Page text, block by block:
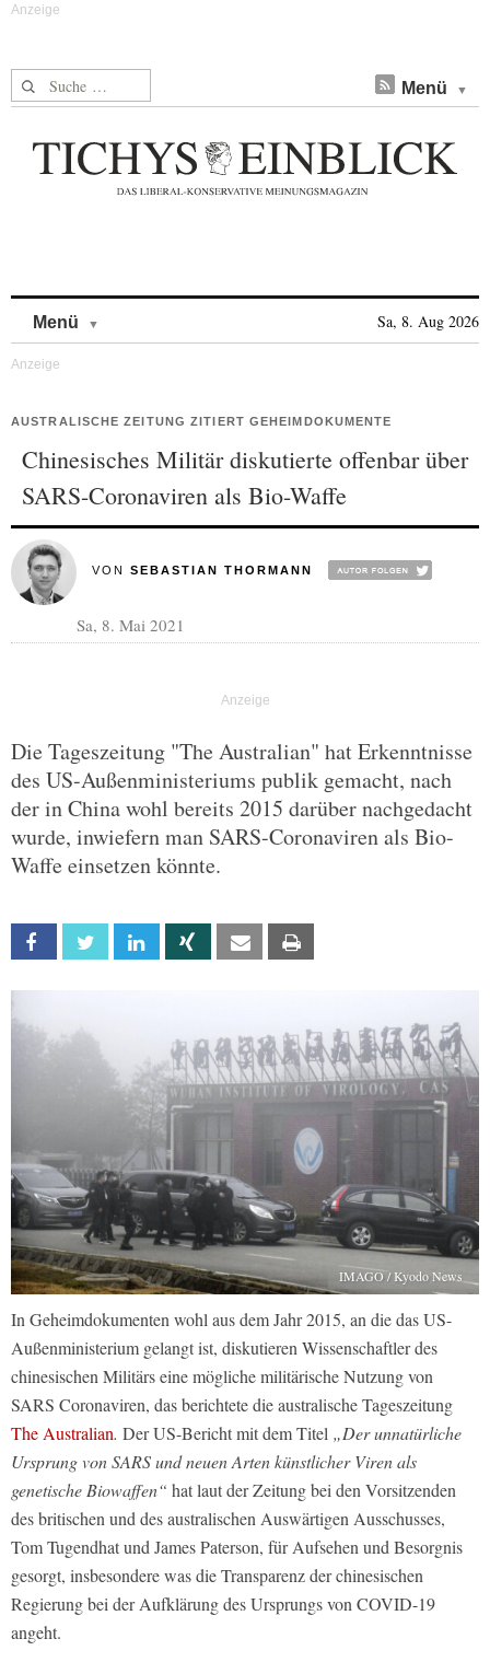
Suche nach: Menü
Menü Sa, 8. Aug 2026
AUSTRALISCHE ZEITUNG ZITIERT GEHEIMDOKUMENTE
Chinesisches Militär diskutierte offenbar über
SARS-Coronaviren als Bio-Waffe
VON SEBASTIAN THORMANN
Sa, 8. Mai 2021
Die Tageszeitung "The Australian" hat Erkenntnisse
des US-Außenministeriums publik gemacht, nach
der in China wohl bereits 2015 darüber nachgedacht
wurde, inwiefern man SARS-Coronaviren als Bio-
Waffe einsetzen könnte.
Facebook Twitter Linkedin Xing Email
IMAGO / Kyodo News
In Geheimdokumenten wohl aus dem Jahr 2015, an die das US-
Außenministerium gelangt ist, diskutieren Wissenschaftler des
chinesischen Militärs eine mögliche militärische Nutzung von
SARS Coronaviren, das berichtete die australische Tageszeitung
The Australian. Der US-Bericht mit dem Titel „Der unnatürliche
Ursprung von SARS und neuen Arten künstlicher Viren als
genetische Biowaffen“ hat laut der Zeitung bei den Vorsitzenden
des britischen und des australischen Auswärtigen Ausschusses,
Tom Tugendhat und James Paterson, für Aufsehen und Besorgnis
gesorgt, insbesondere was die Transparenz der chinesischen
Regierung bei der Aufklärung des Ursprungs von COVID-19
angeht.